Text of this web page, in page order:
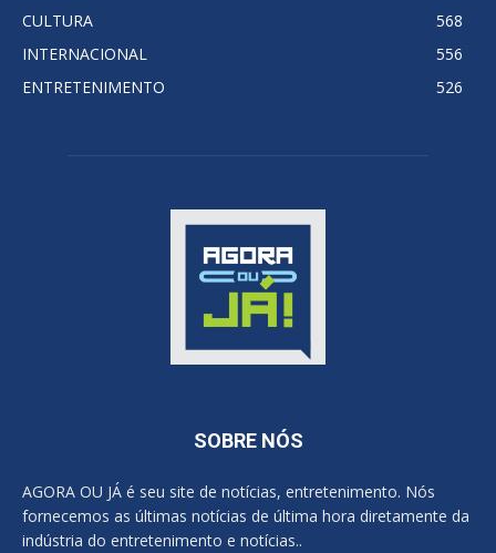
CULTURA
568
INTERNACIONAL
556
ENTRETENIMENTO
526
SOBRE NÓS
AGORA OU JÁ é seu site de notícias, entretenimento. Nós
fornecemos as últimas notícias de última hora diretamente da
indústria do entretenimento e notícias..